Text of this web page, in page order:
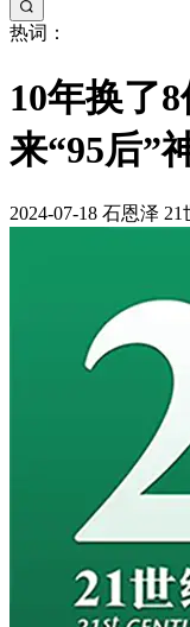
热词：
10年换了
来“95后”
2024-07-18 石恩泽 21